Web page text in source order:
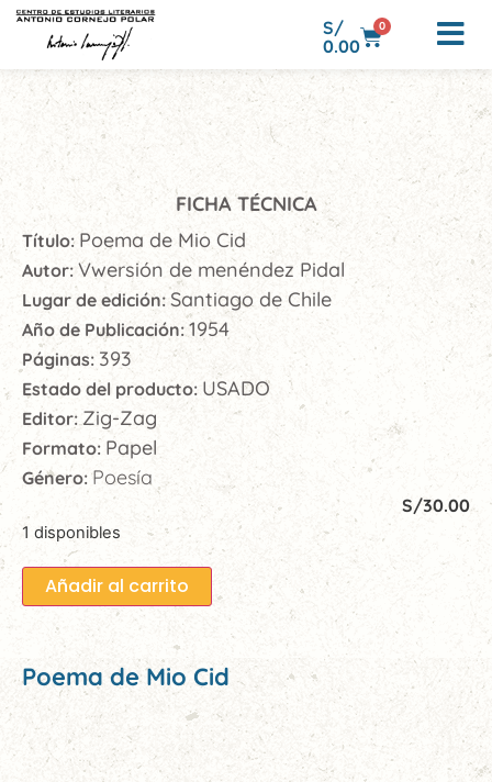
S/
0.00
0
FICHA TÉCNICA
Título: Poema de Mio Cid
Autor: Vwersión de menéndez Pidal
Lugar de edición: Santiago de Chile
Año de Publicación:1954
Páginas: 393
Estado del producto: USADO
Editor:Zig-Zag
Formato: Papel
Género:Poesía
S/30.00
1 disponibles
Añadir al carrito
Poema de Mio Cid